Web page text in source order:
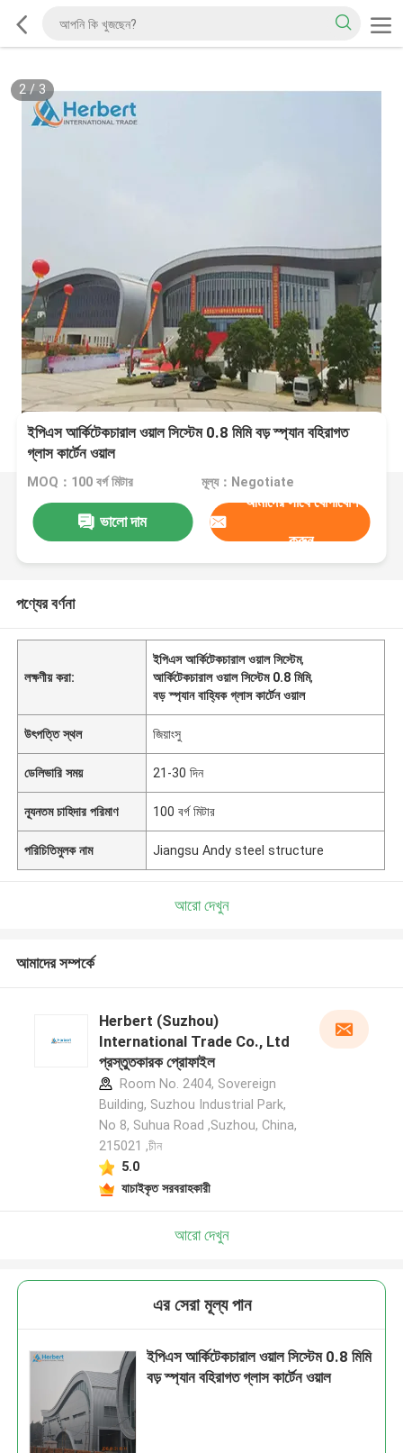
2/ 3
ইপিএস আর্কিটেকচারাল ওয়াল সিস্টেম 0.8 মিমি বড় স্প্যান বহিরাগত
গ্লাস কার্টেন ওয়াল
MOQ：100 বর্গ মিটার মূল্য：Negotiate
ভালো দাম
আমাদের সাথে যোগাযোগ
করুন
পণ্যের বর্ণনা
লক্ষণীয় করা:
ইপিএস আর্কিটেকচারাল ওয়াল সিস্টেম,
আর্কিটেকচারাল ওয়াল সিস্টেম 0.8 মিমি,
বড় স্প্যান বাহ্যিক গ্লাস কার্টেন ওয়াল
উৎপত্তি স্থল জিয়াংসু
ডেলিভারি সময় 21-30 দিন
ন্যূনতম চাহিদার পরিমাণ 100 বর্গ মিটার
পরিচিতিমুলক নাম Jiangsu Andy steel structure
আরো দেখুন
আমাদের সম্পর্কে
Herbert (Suzhou)
International Trade Co., Ltd
প্রস্তুতকারক প্রোফাইল
Room No. 2404, Sovereign
Building, Suzhou Industrial Park,
No 8, Suhua Road ,Suzhou, China,
215021 ,চীন
5.0
যাচাইকৃত সরবরাহকারী
আরো দেখুন
এর সেরা মূল্য পান
ইপিএস আর্কিটেকচারাল ওয়াল সিস্টেম 0.8 মিমি
বড় স্প্যান বহিরাগত গ্লাস কার্টেন ওয়াল